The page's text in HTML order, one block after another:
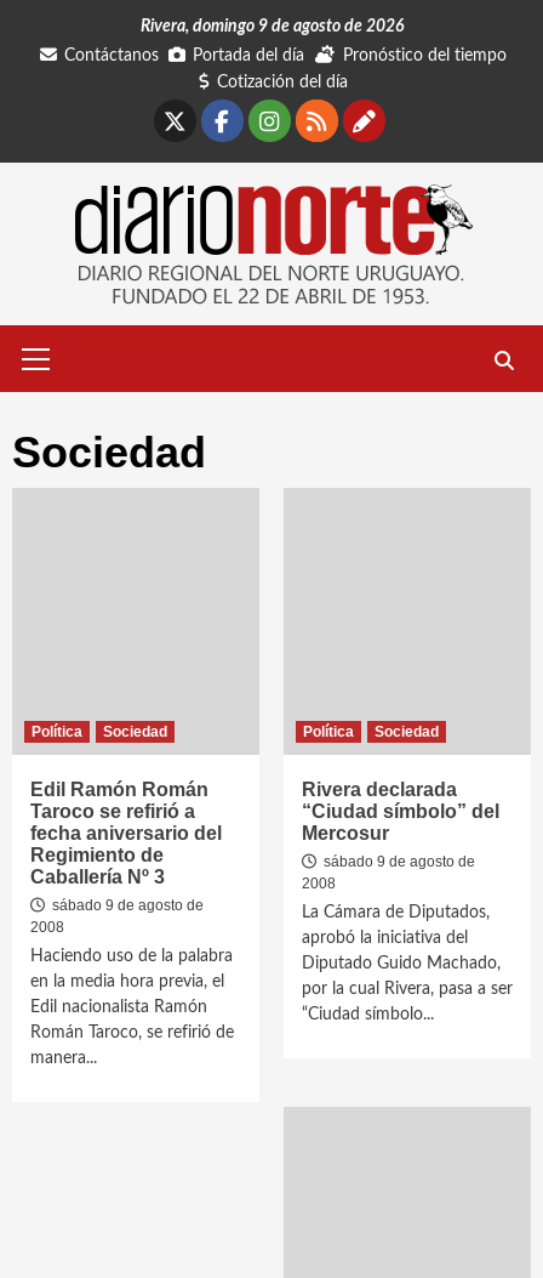
Rivera, domingo 9 de agosto de 2026
Contáctanos
Portada del día
Pronóstico del tiempo
Cotización del día
Facebook
Instagram
RSSContáctanos
primario
Sociedad
Política Sociedad
Edil Ramón Román
Taroco se refirió a
fecha aniversario del
Regimiento de
Caballería Nº 3
sábado 9 de agosto de
2008
Haciendo uso de la palabra
en la media hora previa, el
Edil nacionalista Ramón
Román Taroco, se refirió de
manera...
Política Sociedad
Rivera declarada
“Ciudad símbolo” del
Mercosur
sábado 9 de agosto de
2008
La Cámara de Diputados,
aprobó la iniciativa del
Diputado Guido Machado,
por la cual Rivera, pasa a ser
“Ciudad símbolo...